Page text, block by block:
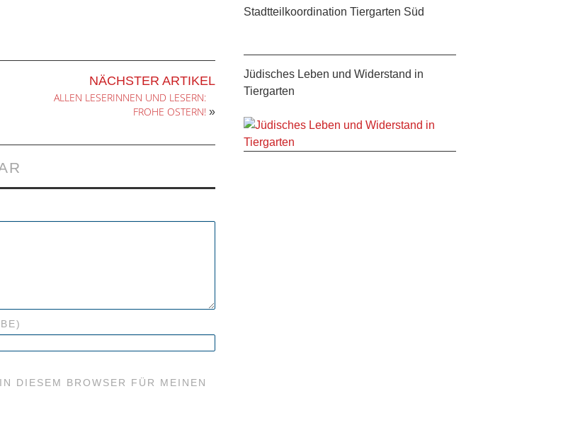
NÄCHSTER ARTIKEL
ALLEN LESERINNEN UND LESERN:
FROHE OSTERN! »
DIESEM BROWSER FÜR MEINEN
Stadtteilkoordination Tiergarten Süd
Jüdisches Leben und Widerstand in
Tiergarten